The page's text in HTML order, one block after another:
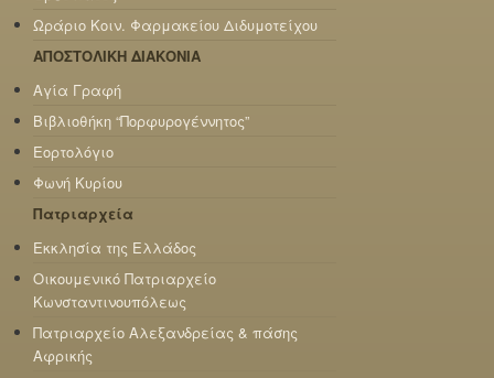
Ωράριο Κοιν. Φαρμακείου Διδυμοτείχου
ΑΠΟΣΤΟΛΙΚΗ ΔΙΑΚΟΝΙΑ
Αγία Γραφή
Βιβλιοθήκη “Πορφυρογέννητος”
Εορτολόγιο
Φωνή Κυρίου
Πατριαρχεία
Εκκλησία της Ελλάδος
Οικουμενικό Πατριαρχείο
Κωνσταντινουπόλεως
Πατριαρχείο Αλεξανδρείας & πάσης
Αφρικής